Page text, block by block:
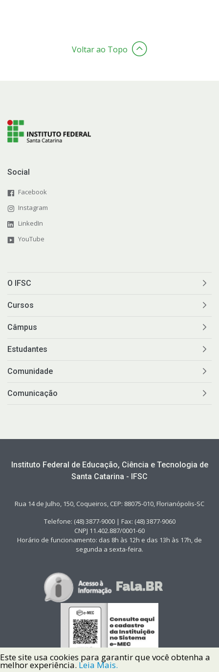
Voltar ao Topo
Social
Facebook
Instagram
LinkedIn
YouTube
O IFSC
Cursos
Câmpus
Estudantes
Comunidade
Comunicação
Instituto Federal de Educação, Ciência e Tecnologia de
Santa Catarina - IFSC
Rua 14 de Julho, 150, Coqueiros, CEP: 88075-010, Florianópolis-SC
Telefone: (48) 3877-9000 | Fax: (48) 3877-9060
CNPJ 11.402.887/0001-60
Horário de funcionamento: das 8h às 12h e das 13h às 17h, de
segunda a sexta-feira.
Este site usa cookies para garantir que você obtenha a
melhor experiência. Leia Mais.